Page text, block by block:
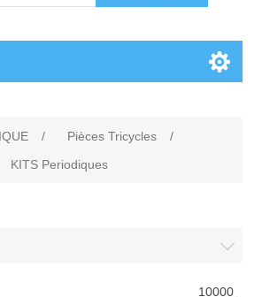
/ Pièces Tricycles
/
KITS Periodiques
10000